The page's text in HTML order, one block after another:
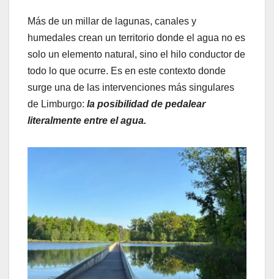
Más de un millar de lagunas, canales y
humedales crean un territorio donde el agua no es
solo un elemento natural, sino el hilo conductor de
todo lo que ocurre. Es en este contexto donde
surge una de las intervenciones más singulares
de Limburgo: la posibilidad de pedalear
literalmente entre el agua.